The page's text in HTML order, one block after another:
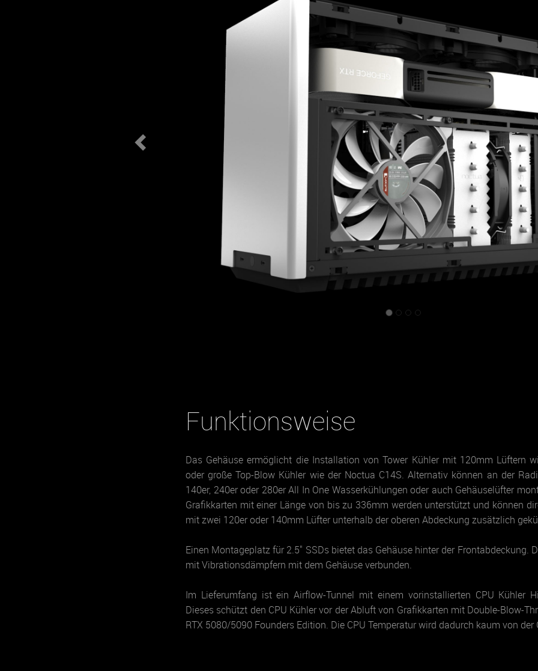
Funktionsweise
Das Gehäuse ermöglicht die Installation von Tower Kühler mit 120mm Lüftern
oder große Top-Blow Kühler wie der Noctua C14S. Alternativ können an der
140er, 240er oder 280er All In One Wasserkühlungen oder auch Gehäuselüfter
Grafikkarten mit einer Länge von bis zu 336mm werden unterstützt und können
mit zwei 120er oder 140mm Lüfter unterhalb der oberen Abdeckung zusätzlich
Einen Montageplatz für 2.5" SSDs bietet das Gehäuse hinter der Frontabdeckung.
mit Vibrationsdämpfern mit dem Gehäuse verbunden.
Im Lieferumfang ist ein Airflow-Tunnel mit einem vorinstallierten CPU Kühler
Dieses schützt den CPU Kühler vor der Abluft von Grafikkarten mit Double-Blow-
RTX 5080/5090 Founders Edition. Die CPU Temperatur wird dadurch kaum von der